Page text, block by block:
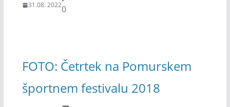
31.08. 20220
FOTO: Četrtek na Pomurskem
športnem festivalu 2018